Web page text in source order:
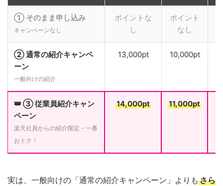
① そのまま申し込み
キャンペーンなし
ポイントな
し
ポイント
なし
② 通常の紹介キャンペ
ーン
一般向けの紹介
13,000pt 10,000pt
👑 ③ 従業員紹介キャン
ペーン
楽天社員からの紹介限定・一番
おトク！
14,000pt 11,000pt
実は、一般向けの「通常の紹介キャンペーン」よりも さら